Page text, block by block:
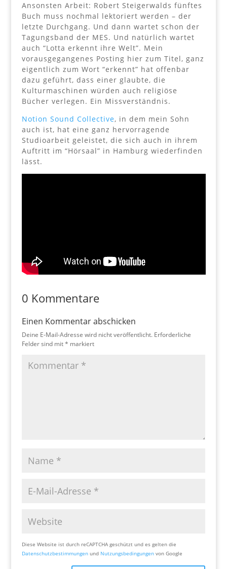
Ansonsten Arbeit: Robert Steigerwalds fünftes
Buch muss nochmal lektoriert werden – der
letzte Durchgang. Und dann wartet schon der
Tagungsband der MES. Und natürlich wartet
auch “Lotta erkennt ihre Welt”. Mein
vorausgegangenes Posting hier zum Titel, ganz
eigentlich zum Wort “erkennt” hat offenbar
dazu geführt, dass einer glaubte, die
Kulturmaschinen würden auch religiöse
Bücher verlegen. Ein Missverständnis.
Notion Sound Collective, in dem mein Sohn
auch ist, hat eine ganz hervorragende
Studioarbeit geleistet, die sich auch in ihrem
Auftritt im “Hörsaal” in Hamburg wiederfinden
lässt.
0 Kommentare
Einen Kommentar abschicken
Deine E-Mail-Adresse wird nicht veröffentlicht. Erforderliche
Felder sind mit* markiert
Diese Website ist durch reCAPTCHA geschützt und es gelten die
Datenschutzbestimmungenund Nutzungsbedingungenvon Google